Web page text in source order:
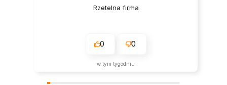
Rzetelna firma
0 0
w tym tygodniu